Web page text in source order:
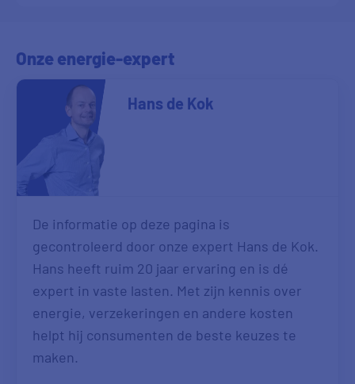
Onze energie-expert
Hans de Kok
De informatie op deze pagina is
gecontroleerd door onze expert Hans de Kok.
Hans heeft ruim 20 jaar ervaring en is dé
expert in vaste lasten. Met zijn kennis over
energie, verzekeringen en andere kosten
helpt hij consumenten de beste keuzes te
maken.